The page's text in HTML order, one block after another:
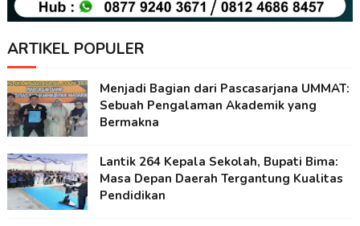
ARTIKEL POPULER
Menjadi Bagian dari Pascasarjana UMMAT:
Sebuah Pengalaman Akademik yang
Bermakna
Lantik 264 Kepala Sekolah, Bupati Bima:
Masa Depan Daerah Tergantung Kualitas
Pendidikan